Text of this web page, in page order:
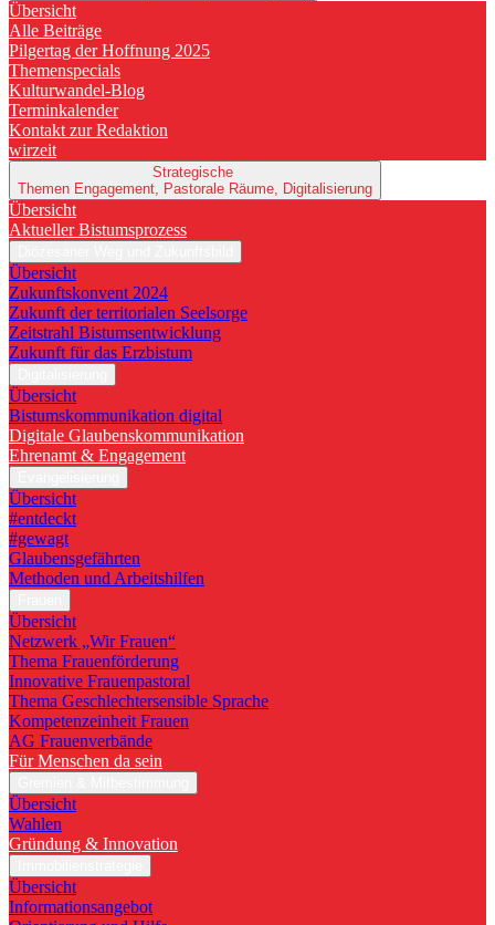
Übersicht
Alle Beiträge
Pilgertag der Hoffnung 2025
Themenspecials
Kulturwandel-Blog
Terminkalender
Kontakt zur Redaktion
wirzeit
Strategische
Themen Engagement, Pastorale Räume, Digitalisierung
Übersicht
Aktueller Bistumsprozess
Übersicht
Zukunftskonvent 2024
Zukunft der territorialen Seelsorge
Zeitstrahl Bistumsentwicklung
Zukunft für das Erzbistum
Übersicht
Bistumskommunikation digital
Digitale Glaubenskommunikation
Ehrenamt & Engagement
Übersicht
#entdeckt
#gewagt
Glaubensgefährten
Methoden und Arbeitshilfen
Übersicht
Netzwerk „Wir Frauen“
Thema Frauenförderung
Innovative Frauenpastoral
Thema Geschlechtersensible Sprache
Kompetenzeinheit Frauen
AG Frauenverbände
Für Menschen da sein
Übersicht
Wahlen
Gründung & Innovation
Übersicht
Informationsangebot